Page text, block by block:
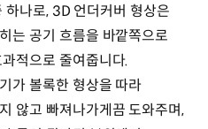
나로, 3D 언더커버 형상은
는 공기 흐름을 바깥쪽으로
적으로 줄여줍니다.
가 볼록한 형상을 따라
않고 빠져나가게끔 도와주며,